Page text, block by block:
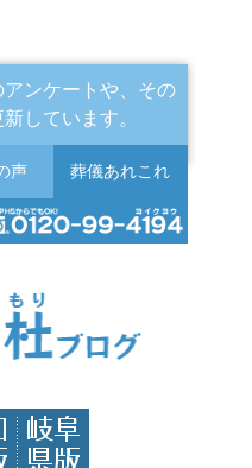
ンケートや、その
しています。
声 葬儀あれこれ